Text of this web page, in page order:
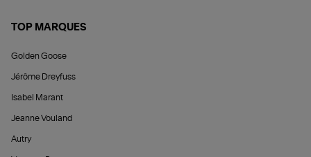
TOP MARQUES
Golden Goose
Jérôme Dreyfuss
Isabel Marant
Jeanne Vouland
Autry